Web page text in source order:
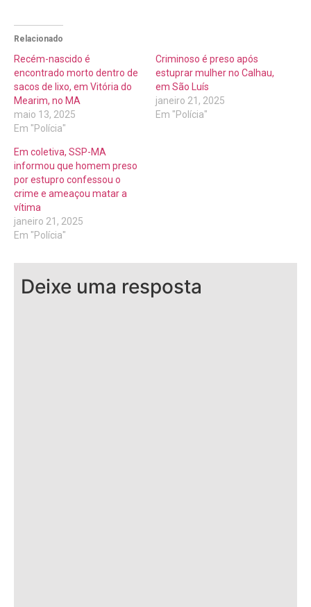
Relacionado
Recém-nascido é
encontrado morto dentro de
sacos de lixo, em Vitória do
Mearim, no MA
maio 13, 2025
Em "Polícia"
Criminoso é preso após
estuprar mulher no Calhau,
em São Luís
janeiro 21, 2025
Em "Polícia"
Em coletiva, SSP-MA
informou que homem preso
por estupro confessou o
crime e ameaçou matar a
vítima
janeiro 21, 2025
Em "Polícia"
Deixe uma resposta